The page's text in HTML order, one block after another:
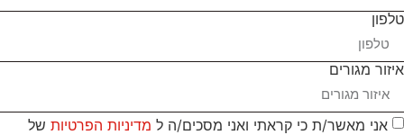
טלפון
איזור מגורים
אני מאשר/ת כי קראתי ואני מסכים/ה ל מדיניות הפרטיות של